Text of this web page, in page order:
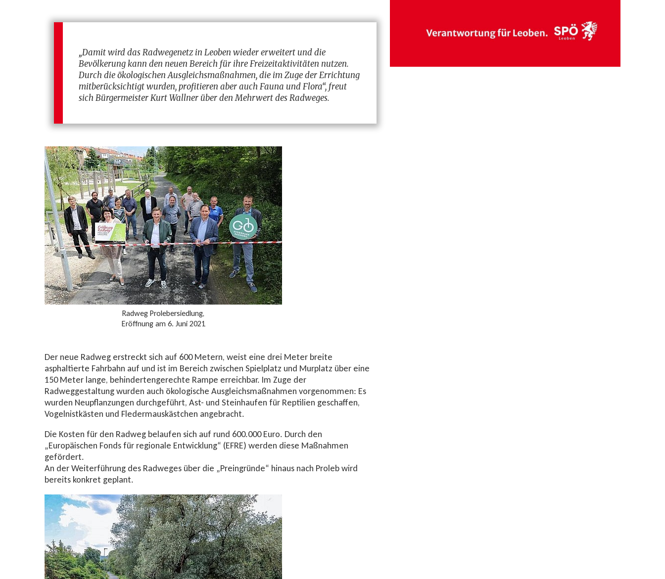
„Damit wird das Radwegenetz in Leoben wieder erweitert und die
Bevölkerung kann den neuen Bereich für ihre Freizeitaktivitäten nutzen.
Durch die ökologischen Ausgleichsmaßnahmen, die im Zuge der Errichtung
mitberücksichtigt wurden, profitieren aber auch Fauna und Flora“, freut
sich Bürgermeister Kurt Wallner über den Mehrwert des Radweges.
Radweg Prolebersiedlung,
Eröffnung am 6. Juni 2021
Der neue Radweg erstreckt sich auf 600 Metern, weist eine drei Meter breite
asphaltierte Fahrbahn auf und ist im Bereich zwischen Spielplatz und Murplatz über eine
150 Meter lange, behindertengerechte Rampe erreichbar. Im Zuge der
Radweggestaltung wurden auch ökologische Ausgleichsmaßnahmen vorgenommen: Es
wurden Neupflanzungen durchgeführt, Ast- und Steinhaufen für Reptilien geschaffen,
Vogelnistkästen und Fledermauskästchen angebracht.
Die Kosten für den Radweg belaufen sich auf rund 600.000 Euro. Durch den
„Europäischen Fonds für regionale Entwicklung“ (EFRE) werden diese Maßnahmen
gefördert.
An der Weiterführung des Radweges über die „Preingründe“ hinaus nach Proleb wird
bereits konkret geplant.